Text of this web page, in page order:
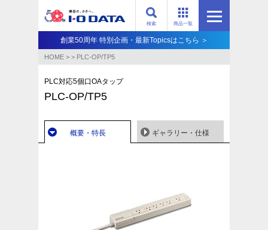
商品一覧
検索
創業50周年 特別企画・最新Topicsはこちら ＞
HOME > > PLC-OP/TP5
PLC対応5個口OAタップ
PLC-OP/TP5
概要・特長 ギャラリー・仕様